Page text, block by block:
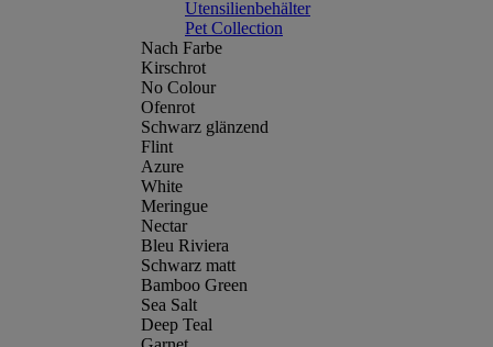
Utensilienbehälter
Pet Collection
Nach Farbe
Kirschrot
No Colour
Ofenrot
Schwarz glänzend
Flint
Azure
White
Meringue
Nectar
Bleu Riviera
Schwarz matt
Bamboo Green
Sea Salt
Deep Teal